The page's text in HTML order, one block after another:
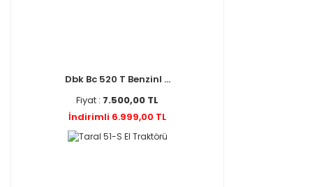
Dbk Bc 520 T Benzinl ...
Fiyat : 7.500,00 TL
İndirimli 6.999,00 TL